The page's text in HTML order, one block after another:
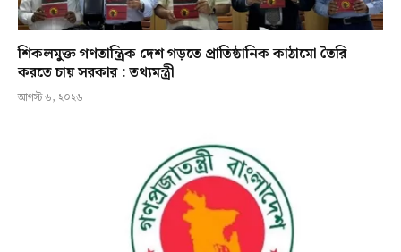
শিকলমুক্ত গণতান্ত্রিক দেশ গড়তে প্রাতিষ্ঠানিক কাঠামো তৈরি
করতে চায় সরকার : তথ্যমন্ত্রী
আগস্ট ৬, ২০২৬